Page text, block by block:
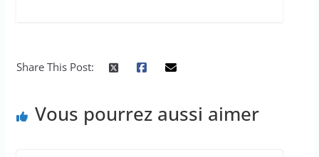
Share This Post:
Vous pourrez aussi aimer